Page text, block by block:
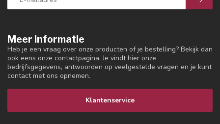
Meer informatie
Heb je een vraag over onze producten of je bestelling? Bekijk dan
ook eens onze contactpagina. Je vindt hier onze
bedrijfsgegevens, antwoorden op veelgestelde vragen en je kunt
contact met ons opnemen.
Klantenservice